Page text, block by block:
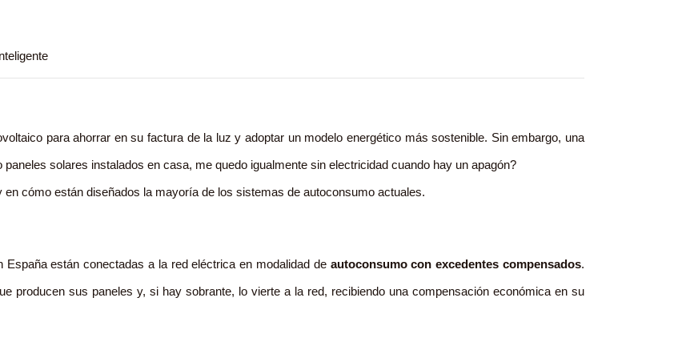
para ahorrar en su factura de la luz y adoptar un modelo energético más sostenible. Sin embargo, una
solares instalados en casa, me quedo igualmente sin electricidad cuando hay un apagón?
cómo están diseñados la mayoría de los sistemas de autoconsumo actuales.
están conectadas a la red eléctrica en modalidad de autoconsumo con excedentes compensados.
producen sus paneles y, si hay sobrante, lo vierte a la red, recibiendo una compensación económica en su